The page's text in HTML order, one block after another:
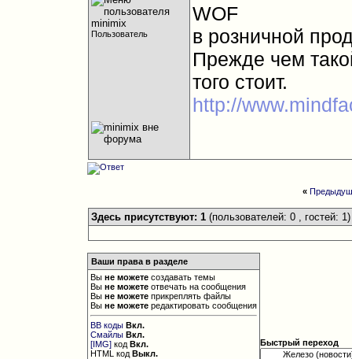
Пользователь
WOF
в розничной
Прежде чем
того стоит.
http://
«
Здесь присутствуют: 1 (пользователей: 0 , гостей: 1)
Ваши права в разделе
Выне можете создавать темы
Выне можете отвечать на сообщения
Выне можете прикреплять файлы
Выне можете редактировать сообщения
BB коды Вкл.
Смайлы Вкл.
[IMG] кодВкл.
HTML кодВыкл.
Быстрый переход